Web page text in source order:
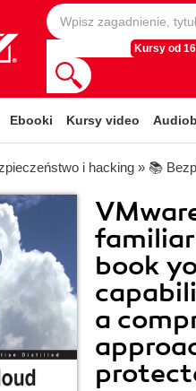
Kursy od
Ebooki Kursy video
i hacking » 📚
book
a